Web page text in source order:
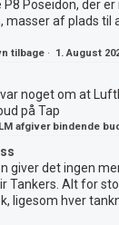
P8 Poseidon, der
masser af plads til
tilbage · 1. August
noget om at
på Tap
afgiver bindende
giver det ingen
Tankers. Alt for
ligesom hver